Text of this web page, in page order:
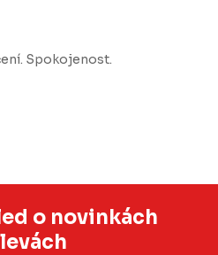
Spokojenost.
o novinkách